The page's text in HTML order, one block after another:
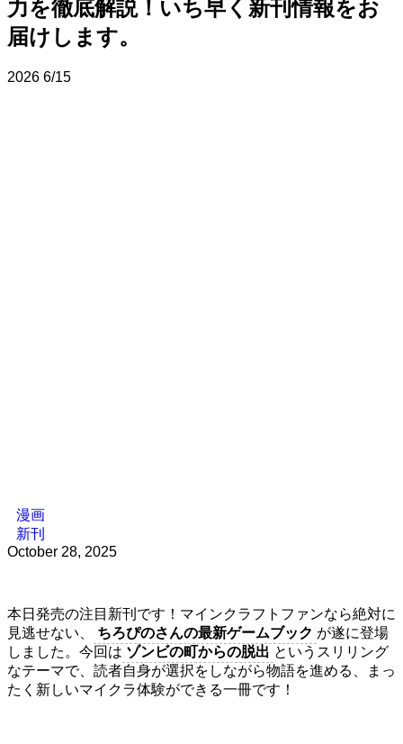
力を徹底解説！いち早く新刊情報をお
届けします。
2026 6/15
漫画
新刊
October 28, 2025
本日発売の注目新刊です！マインクラフトファンなら絶対に
見逃せない、
ちろぴのさんの最新ゲームブック が遂に登場
しました。今回は ゾンビの町からの脱出 というスリリング
なテーマで、読者自身が選択をしながら物語を進める、まっ
たく新しいマイクラ体験ができる一冊です！